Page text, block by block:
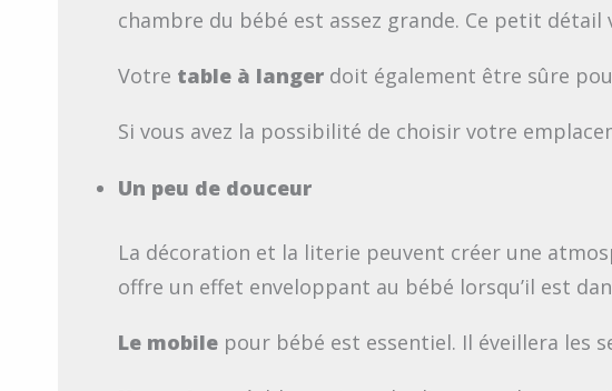
chambre du bébé est assez grande. Ce petit
Votre table à langer doit également être sûre
Si vous avez la possibilité de choisir votre
Un peu de douceur
La décoration et la literie peuvent créer une
offre un effet enveloppant au bébé lorsqu’il est
Le mobile pour bébé est essentiel. Il éveillera les